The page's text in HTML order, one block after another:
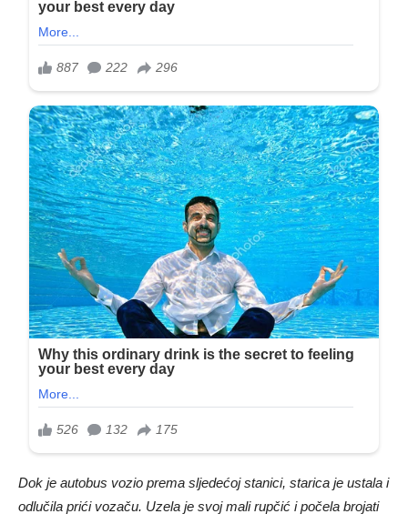
Dok je autobus vozio prema sljedećoj stanici, starica je ustala i
odlučila prići vozaču. Uzela je svoj mali rupčić i počela brojati